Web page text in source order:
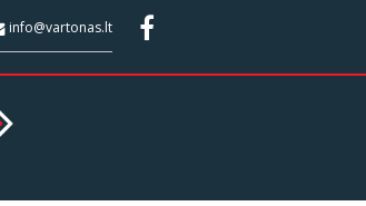
info@vartonas.lt